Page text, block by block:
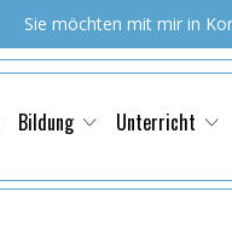
Sie möchten mit mir in
Bildung Unterricht